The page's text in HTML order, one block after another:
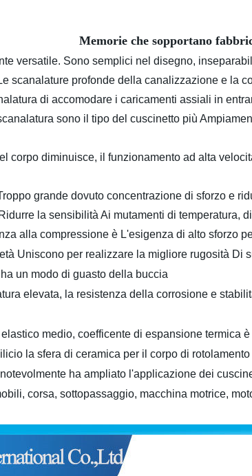
Memorie che sopportano
versatile. Sono semplici nel disegno,
scanalature profonde della canalizzazione e la
di accomodare i caricamenti assiali in
sono il tipo del cuscinetto più
corpo diminuisce, il funzionamento ad alta
grande dovuto concentrazione di sforzo e
la sensibilità Ai mutamenti di temperatura,
alla compressione è L'esigenza di alto sforzo
Uniscono per realizzare la migliore rugosità Di
un modo di guasto della buccia
elevata, la resistenza della corrosione e
medio, coefficente di espansione termica
la sfera di ceramica per il corpo di
ha ampliato l'applicazione dei
corsa, sottopassaggio, macchina motrice,